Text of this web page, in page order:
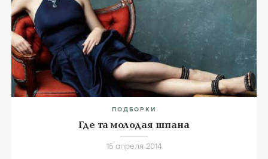
ПОДБОРКИ
Где та молодая шпана
15 апреля 2014